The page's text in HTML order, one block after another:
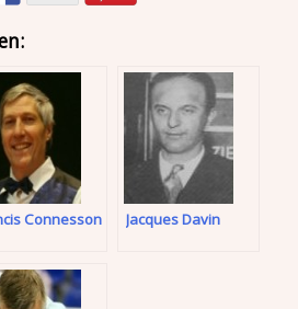
Connesson Jacques Davin